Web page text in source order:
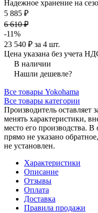
Надежное хранение на
5 885 ₽
6 610 ₽
-11%
23 540 ₽ за 4 шт.
Цена указана без учета
В наличии
Нашли дешевле?
Все товары Yokohama
Все товары категории
Производитель оставляет
менять характеристики,
место его производства. В
прямо не указано
не установлен.
Характеристики
Описание
Отзывы
Оплата
Доставка
Правила продажи